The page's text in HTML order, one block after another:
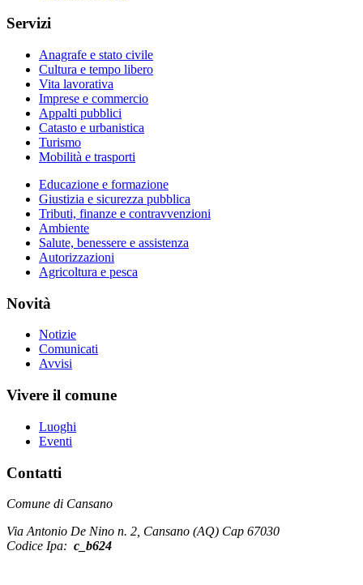
Servizi
Anagrafe e stato civile
Cultura e tempo libero
Vita lavorativa
Imprese e commercio
Appalti pubblici
Catasto e urbanistica
Turismo
Mobilità e trasporti
Educazione e formazione
Giustizia e sicurezza pubblica
Tributi, finanze e contravvenzioni
Ambiente
Salute, benessere e assistenza
Autorizzazioni
Agricoltura e pesca
Novità
Notizie
Comunicati
Avvisi
Vivere il comune
Luoghi
Eventi
Contatti
Comune di Cansano
Via Antonio De Nino n. 2, Cansano (AQ) Cap 67030
Codice Ipa: c_b624